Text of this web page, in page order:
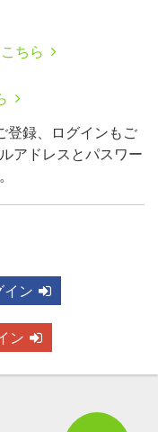
ちら
登録、ログインもご
アドレスとパスワー
ン
ン